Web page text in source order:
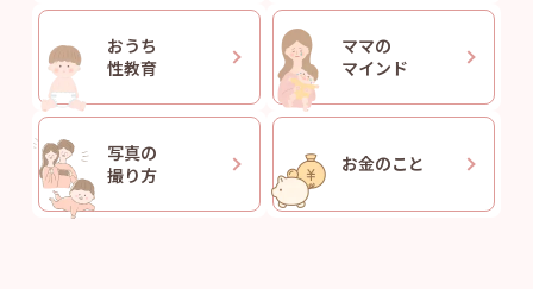
おうち
性教育
ママの
マインド
写真の
撮り方
お金のこと